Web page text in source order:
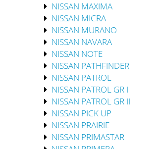
NISSAN MAXIMA
NISSAN MICRA
NISSAN MURANO
NISSAN NAVARA
NISSAN NOTE
NISSAN PATHFINDER
NISSAN PATROL
NISSAN PATROL GR I
NISSAN PATROL GR II
NISSAN PICK UP
NISSAN PRAIRIE
NISSAN PRIMASTAR